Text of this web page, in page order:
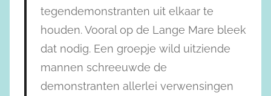
tegendemonstranten uit elkaar te
houden. Vooral op de Lange Mare bleek
dat nodig. Een groepje wild uitziende
mannen schreeuwde de
demonstranten allerlei verwensingen